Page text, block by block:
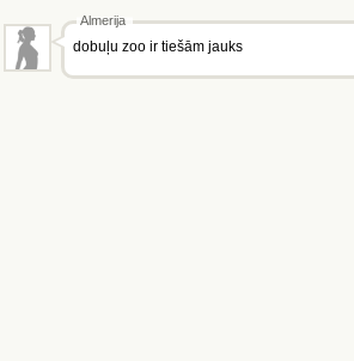
Almerija
dobuļu zoo ir tiešām jauks